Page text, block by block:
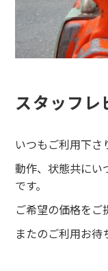
スタッフレ
いつもご利用下さ
動作、状態共にい
です。
ご希望の価格をご
またのご利用お待